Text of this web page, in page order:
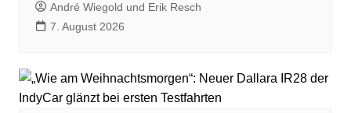
André Wiegold und Erik Resch
7. August 2026